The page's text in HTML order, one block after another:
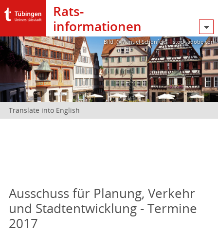
Rats­
informationen
Bild: @Manuel Schönfeld – stock.adobe.com
Translate into English
Ausschuss für Planung, Verkehr
und Stadtentwicklung - Termine
2017